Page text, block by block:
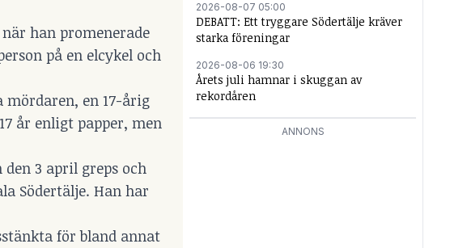
han promenerade
på en elcykel och
mördaren, en 17-årig
år enligt papper, men
3 april greps och
Södertälje. Han har
för bland annat
2026-08-07 05:00
DEBATT: Ett tryggare Södertälje kräver
starka föreningar
2026-08-06 19:30
Årets juli hamnar i skuggan av
rekordåren
ANNONS